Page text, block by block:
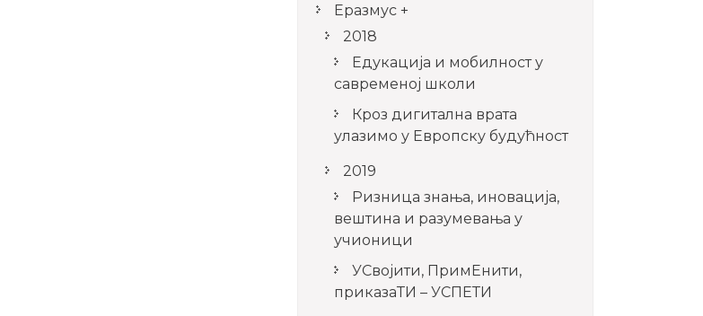
Еразмус +
2018
Едукација и мобилност у
савременој школи
Кроз дигитална врата
улазимо у Европску будућност
2019
Ризница знања, иновација,
вештина и разумевања у
учионици
УСвојити, ПримЕнити,
приказаТИ – УСПЕТИ